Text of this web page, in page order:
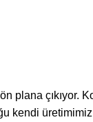
çıkıyor.
kendi